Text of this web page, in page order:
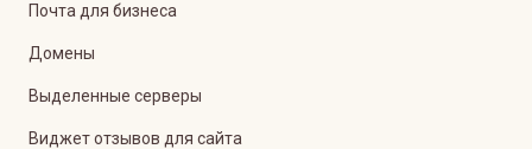
Почта для бизнеса
Домены
Выделенные серверы
Виджет отзывов для сайта